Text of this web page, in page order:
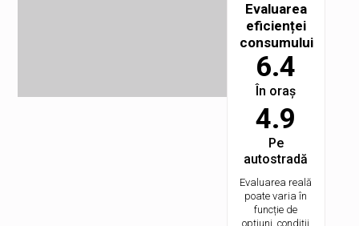
Evaluarea
eficienței
consumului
6.4
În oraș
4.9
Pe
autostradă
Evaluarea reală
poate varia în
funcție de
opțiuni, condiții